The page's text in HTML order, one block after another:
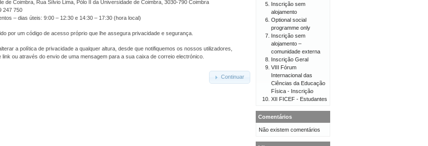
de Coimbra, Rua Sílvio Lima, Pólo II da Universidade de Coimbra, 3030-790 Coimbra
247 750
– dias úteis: 9:00 – 12:30 e 14:30 – 17:30 (hora local)
por um código de acesso próprio que lhe assegura privacidade e segurança.
a política de privacidade a qualquer altura, desde que notifiquemos os nossos utilizadores,
ou através do envio de uma mensagem para a sua caixa de correio electrónico.
Continuar
Inscrição sem
alojamento
Optional social
programme only
Inscrição sem
alojamento –
comunidade externa
Inscrição Geral
VIII Fórum
Internacional das
Ciências da Educação
Física - Inscrição
XII FICEF - Estudantes
Comentários
Não existem comentários